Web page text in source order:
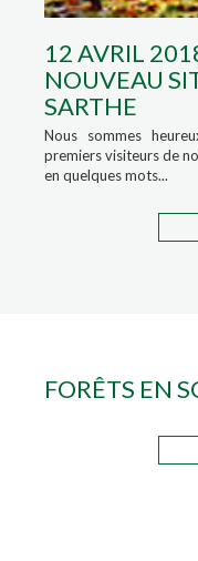
12 AVRIL
NOUVEAU
SARTHE
Nous sommes
premiers visiteurs de
en quelques mots...
FORÊTS EN